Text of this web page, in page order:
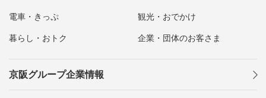
電車・きっぷ 観光・おでかけ
暮らし・おトク 企業・団体のお客さま
京阪グループ企業情報